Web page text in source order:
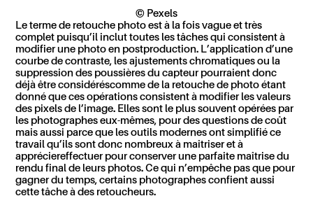
© Pexels
Le terme de retouche photo est à la fois vague et très
complet puisqu’il inclut toutes les tâches qui consistent à
modifier une photo en postproduction. L’application d’une
courbe de contraste, les ajustementschromatiques ou la
suppression des poussières du capteur pourraientdonc
déjà être considéréscomme de la retouche de photo étant
donné que ces opérations consistent à modifier les valeurs
des pixels de l’image. Elles sont le plus souvent opérées par
les photographes eux-mêmes, pour des questions de coût
mais aussi parce que les outils modernes ont simplifié ce
travail qu’ils sont donc nombreux à maîtriser et à
appréciereffectuer pour conserver une parfaite maîtrise du
rendu final de leurs photos. Ce qui n’empêche pas que pour
gagner du temps, certains photographesconfientaussi
cette tâche à des retoucheurs.